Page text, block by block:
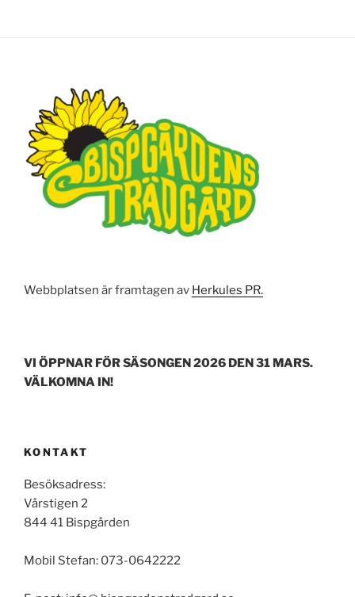
Webbplatsen är framtagen av Herkules PR.
VI ÖPPNAR FÖR SÄSONGEN 2026 DEN 31 MARS.
VÄLKOMNA IN!
KONTAKT
Besöksadress:
Vårstigen 2
844 41 Bispgården
Mobil Stefan: 073-0642222